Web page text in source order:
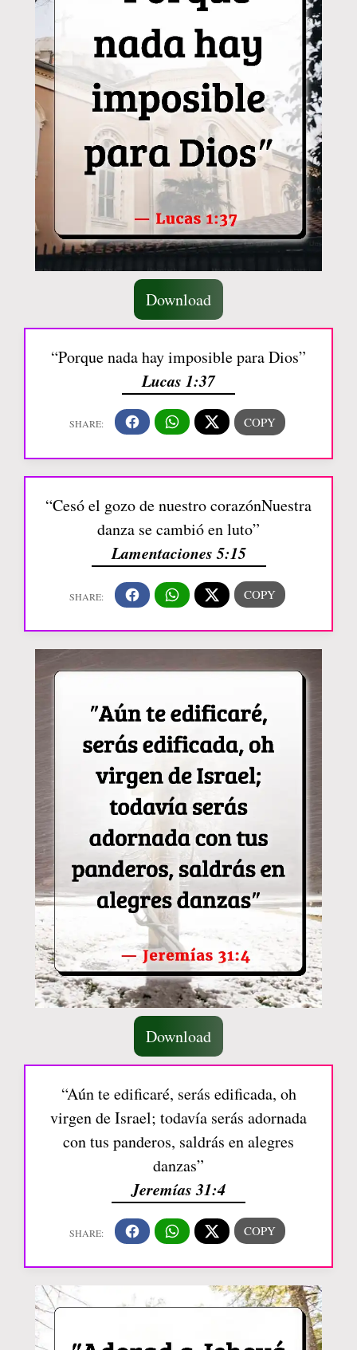
Download
“Porque nada hay imposible para Dios”
Lucas 1:37
“Cesó el gozo de nuestro corazónNuestra
danza se cambió en luto”
Lamentaciones 5:15
Download
“Aún te edificaré, serás edificada, oh
virgen de Israel; todavía serás adornada
con tus panderos, saldrás en alegres
danzas”
Jeremías 31:4